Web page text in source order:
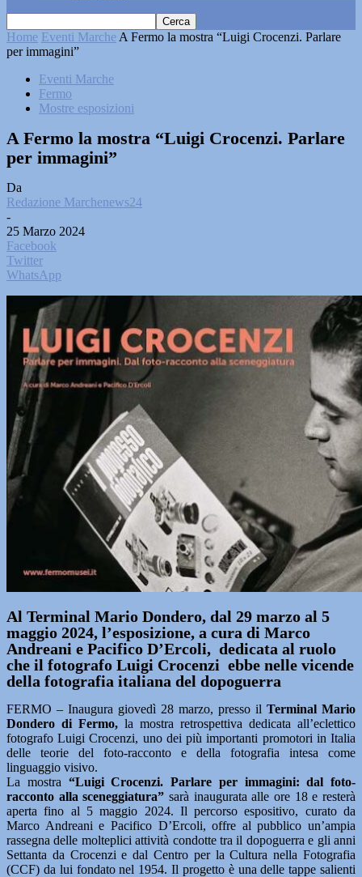
Home Eventi Marche A Fermo la mostra “Luigi Crocenzi. Parlare
per immagini”
Eventi Marche
Fermo
Mostre esposizioni
A Fermo la mostra “Luigi Crocenzi. Parlare
per immagini”
Da
Redazione Marchenews24
-
25 Marzo 2024
Facebook
Twitter
WhatsApp
Al Terminal Mario Dondero, dal 29 marzo al 5
maggio 2024, l’esposizione, a cura di Marco
Andreani e Pacifico D’Ercoli, dedicata al ruolo
che il fotografo Luigi Crocenzi ebbe nelle vicende
della fotografia italiana del dopoguerra
FERMO – Inaugura giovedì 28 marzo, presso il Terminal Mario
Dondero di Fermo, la mostra retrospettiva dedicata all’eclettico
fotografo Luigi Crocenzi, uno dei più importanti promotori in Italia
delle teorie del foto-racconto e della fotografia intesa come
linguaggio visivo.
La mostra “Luigi Crocenzi. Parlare per immagini: dal foto-
racconto alla sceneggiatura” sarà inaugurata alle ore 18 e resterà
aperta fino al 5 maggio 2024. Il percorso espositivo, curato da
Marco Andreani e Pacifico D’Ercoli, offre al pubblico un’ampia
rassegna delle molteplici attività condotte tra il dopoguerra e gli anni
Settanta da Crocenzi e dal Centro per la Cultura nella Fotografia
(CCF) da lui fondato nel 1954. Il progetto è una delle tappe salienti